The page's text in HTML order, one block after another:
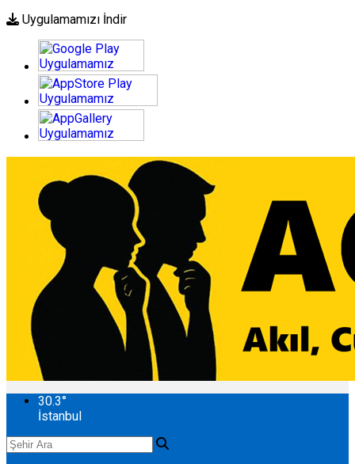
Uygulamamızı İndir
30.3°
İstanbul